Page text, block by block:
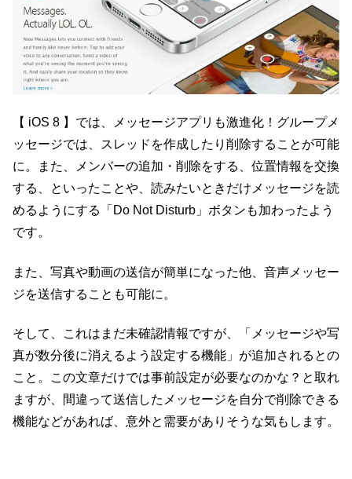
【 iOS 8 】では、メッセージアプリも激進化！グループメ
ッセージでは、スレッドを作成したり削除することが可能
に。また、メンバーの追加・削除をする、位置情報を交換
する、といったことや、読みたいときだけメッセージを読
めるようにする「Do Not Disturb」ボタンも加わったよう
です。
また、写真や動画の送信が簡単になった他、音声メッセー
ジを送信することも可能に。
そして、これはまだ未確認情報ですが、「メッセージや写
真が数分後に消えるよう設定する機能」が追加されるとの
こと。この文章だけでは事前設定が必要なのかな？と取れ
ますが、間違って送信したメッセージを自分で削除できる
機能などがあれば、意外と需要がありそうな気もします。